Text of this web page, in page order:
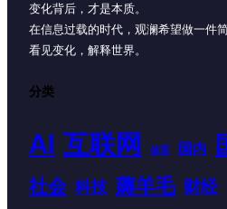
变化背后，才是本质。
在信息过载的时代，观澜希望做一件
看见变化，解释世界。
分类
AI 互联网 体育 国内
社会 科技 薅羊毛 财经